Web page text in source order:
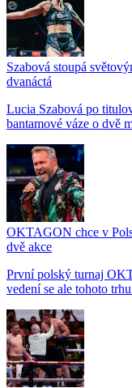
Szabová stoupá
dvanáctá
Lucia Szabová po
bantamové váze o dvě
OKTAGON chce v
dvě akce
První polský turnaj
vedení se ale tohoto